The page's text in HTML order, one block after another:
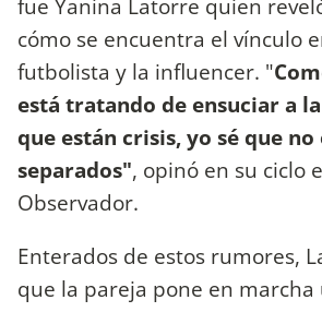
cómo se encuentra el vínculo
futbolista y la influencer. "
está tratando de ensuciar a
que están crisis, yo sé que no
separados", opinó en su ciclo
Observador.
Enterados de estos rumores,
que la pareja pone en marcha